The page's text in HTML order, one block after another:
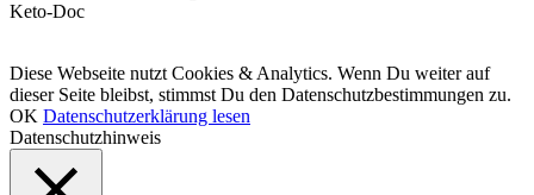
Keto-Doc
Diese Webseite nutzt Cookies & Analytics. Wenn Du weiter auf
dieser Seite bleibst, stimmst Du den Datenschutzbestimmungen zu.
OK Datenschutzerklärung lesen
Datenschutzhinweis